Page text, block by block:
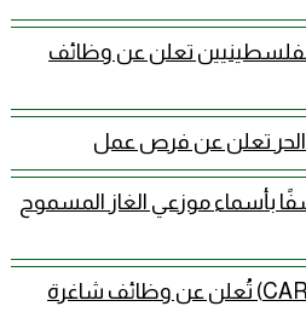
تعلن عن وظائف
الحر تعلن عن فرص عمل
بأسماء موزعي الغاز المسموح